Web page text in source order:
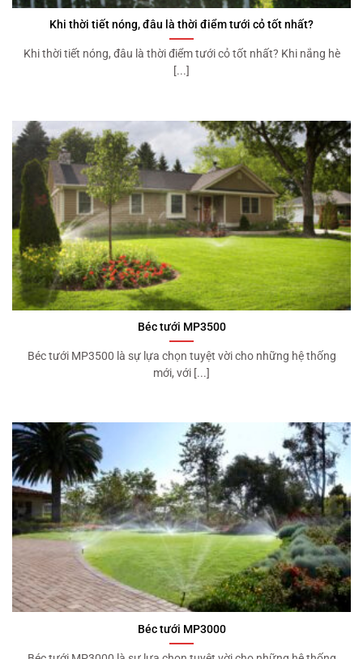
Khi thời tiết nóng, đâu là thời điểm tưới cỏ tốt nhất?
Khi thời tiết nóng, đâu là thời điểm tưới cỏ tốt nhất? Khi nắng hè
[...]
Béc tưới MP3500
Béc tưới MP3500 là sự lựa chọn tuyệt vời cho những hệ thống
mới, với [...]
Béc tưới MP3000